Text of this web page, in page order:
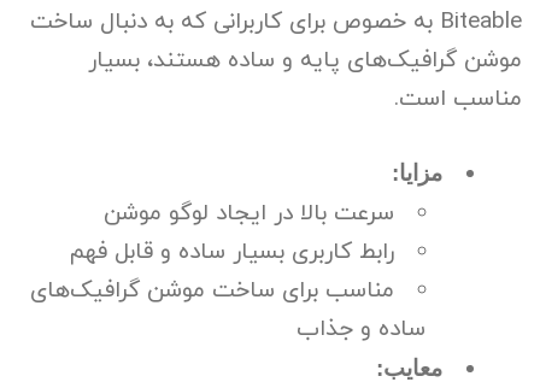
Biteable به خصوص برای کاربرانی که به دنبال ساخت
موشن گرافیک‌های پایه و ساده هستند، بسیار
مناسب است.
مزایا:
سرعت بالا در ایجاد لوگو موشن
رابط کاربری بسیار ساده و قابل فهم
مناسب برای ساخت موشن گرافیک‌های
ساده و جذاب
معایب: